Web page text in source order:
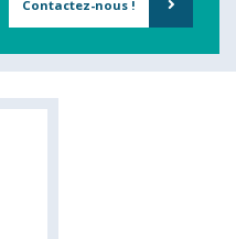
Contactez-nous !